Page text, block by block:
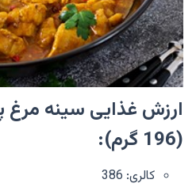
ارزش غذایی سینه
(196 گرم)
:
کالری: 386